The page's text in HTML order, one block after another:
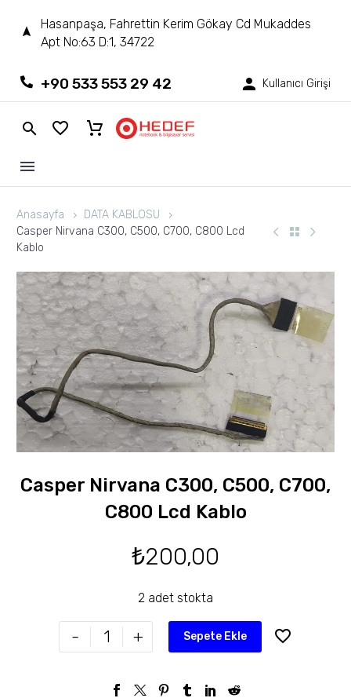
Hasanpaşa, Fahrettin Kerim Gökay Cd Mukaddes
Apt No:63 D:1, 34722
+90 533 553 29 42 Kullanıcı Girişi
Anasayfa
DATA KABLOSU
Casper Nirvana C300, C500, C700, C800 Lcd
Kablo
Casper Nirvana C300, C500, C700,
C800 Lcd Kablo
₺200,00
2 adet stokta
- + Sepete Ekle